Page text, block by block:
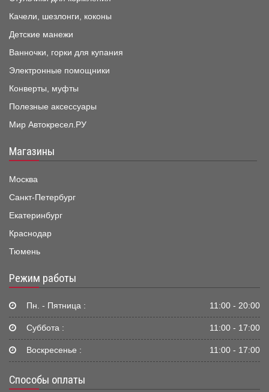
Качели, шезлонги, коконы
Детские манежи
Ванночки, горки для купания
Электронные помощники
Конверты, муфты
Полезные аксессуары
Мир Автокресел.РУ
Магазины
Москва
Санкт-Петербург
Екатеринбург
Краснодар
Тюмень
Режим работы
Пн. - Пятница : 11:00 - 20:00
Суббота : 11:00 - 17:00
Воскресенье : 11:00 - 17:00
Способы оплаты